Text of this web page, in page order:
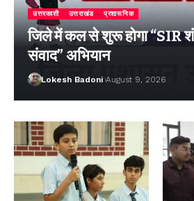
उत्तरकाशी उत्तराखंड प्रशासनिक
जिले में कल से शुरू होगा “SIR
संवाद” अभियान
Lokesh Badoni August 9, 2026